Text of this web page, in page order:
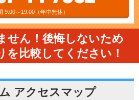
9:00～19:00（年中無休）
せん！後悔しないため
を比較してください！
アクセスマップ